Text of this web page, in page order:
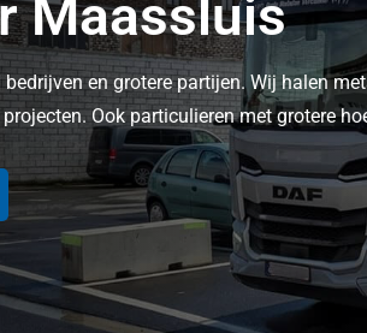
Maassluis
en grotere partijen. Wij halen
Ook particulieren met grotere